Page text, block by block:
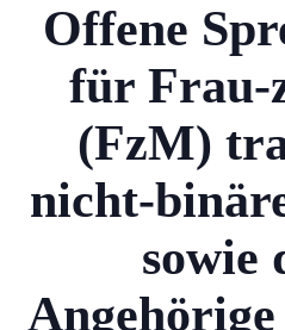
Offene
für Frau-
(FzM)
nicht-
sowie